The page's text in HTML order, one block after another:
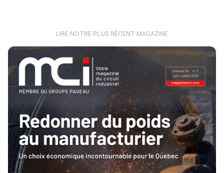
LIRE NOTRE PLUS RÉCENT MAGAZINE